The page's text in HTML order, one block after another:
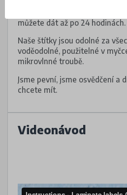
můžete dát až po 24 hodinách.
Naše štítky jsou odolné za
voděodolné, použitelné v
mikrovlnné troubě.
Jsme pevní, jsme osvědčení a
chcete mít.
Videonávod